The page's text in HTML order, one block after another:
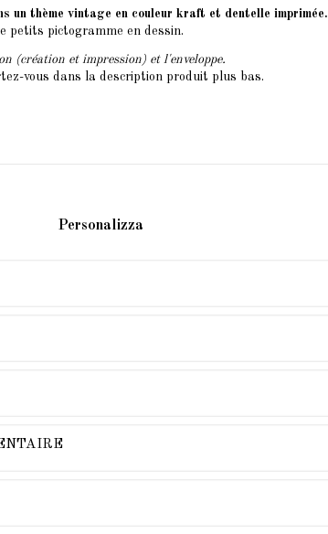
un thème vintage en couleur kraft et dentelle imprimée.
petits pictogramme en dessin.
(création et impression) et l'enveloppe.
vous dans la description produit plus bas.
Personalizza